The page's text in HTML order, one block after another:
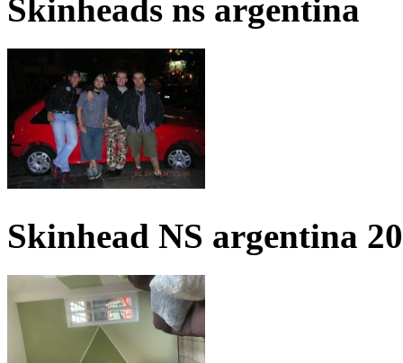
Skinheads ns argentina
Skinhead NS argentina